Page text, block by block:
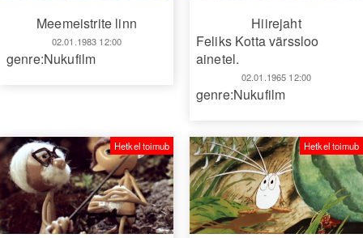
Meemeistrite linn
02.01.1983 12:00
genre:Nukufilm
Hiirejaht
Feliks Kotta värssloo
ainetel.
02.01.1965 12:00
genre:Nukufilm
Hetkel toimub Hetkel toimub